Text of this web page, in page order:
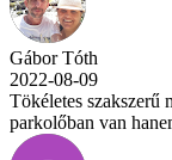
Gábor Tóth
2022-08-09
Tökéletes szakszerű
parkolőban van